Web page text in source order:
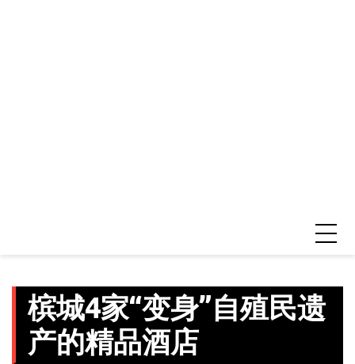
槟城4家“变身”自殖民遗
产的精品酒店